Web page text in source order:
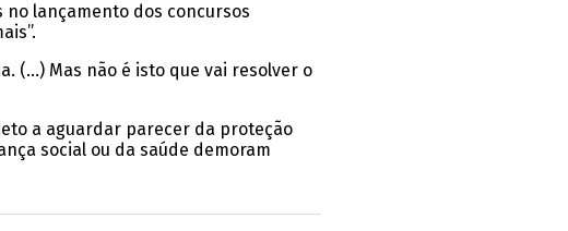
no lançamento dos concursos
(…) Mas não é isto que vai resolver o
a aguardar parecer da proteção
social ou da saúde demoram